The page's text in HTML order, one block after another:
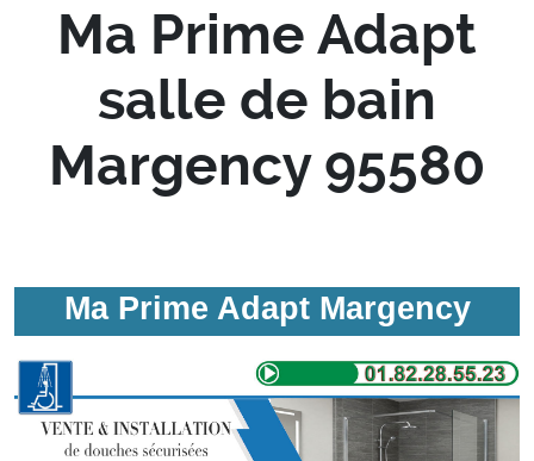
Ma Prime Adapt
salle de bain
Margency 95580
Ma Prime Adapt Margency